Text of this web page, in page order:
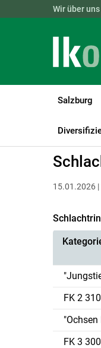
Wir über uns
Salzburg
LK Salzburg
15.01.2026 |
FK 2
"Ochsen
FK 3